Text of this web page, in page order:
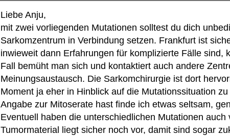
Liebe Anju,
mit zwei vorliegenden Mutationen solltest du dich
Sarkomzentrum in Verbindung setzen. Frankfurt ist
inwieweit dann Erfahrungen für komplizierte Fälle sind,
Fall bemüht man sich und kontaktiert auch andere
Meinungsaustausch. Die Sarkomchirurgie ist dort
Moment ja eher in Hinblick auf die Mutationssituation
Angabe zur Mitoserate hast finde ich etwas seltsam,
Eventuell haben die unterschiedlichen Mutationen
Tumormaterial liegt sicher noch vor, damit sind sogar